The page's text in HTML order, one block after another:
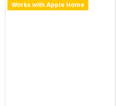
Works with Apple Home